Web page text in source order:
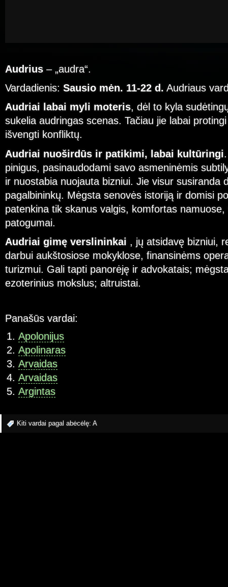
Audrius – „audra“.
Vardadienis: Sausio mėn. 11-22 d. Audriaus
Audriai labai myli moteris, dėl to kyla
sukelia audringas scenas. Tačiau jie labai
išvengti konfliktų.
Audriai nuoširdūs ir patikimi, labai kultūringi
pinigus, pasinaudodami savo asmeninėmis
ir nuostabia nuojauta bizniui. Jie visur susiranda
pagalbininkų. Mėgsta senovės istoriją ir domisi
patenkina tik skanus valgis, komfortas namuose,
patogumai.
Audriai gimę verslininkai , jų atsidavę bizniui,
darbui aukštosiose mokyklose, finansinėms
turizmui. Gali tapti panorėję ir advokatais;
ezoterinius mokslus; altruistai.
Panašūs vardai:
Apolonijus
Apolinaras
Arvaidas
Arvaidas
Argintas
Kiti vardai pagal abėcėlę: A